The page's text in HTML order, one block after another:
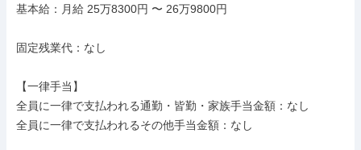
基本給：月給 25万8300円 〜 26万9800円
固定残業代：なし
【一律手当】
全員に一律で支払われる通勤・皆勤・家族手当金額：なし
全員に一律で支払われるその他手当金額：なし